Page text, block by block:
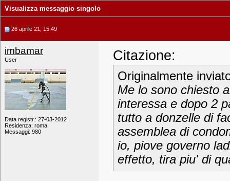
Visualizza messaggio singolo
26 aprile 21, 15:49
imbamar
User
Data registr.: 27-03-2012
Residenza: roma
Messaggi: 980
Citazione:
Originalmente
Me lo sono chiesto
interessa e dopo 2
tutto a donzelle di
assemblea di
io, piove governo
effetto, tira piu' di